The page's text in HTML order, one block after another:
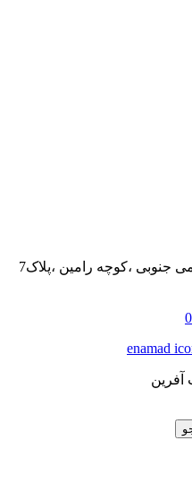
جنوبی ،کوچه رامین ،پلاک7